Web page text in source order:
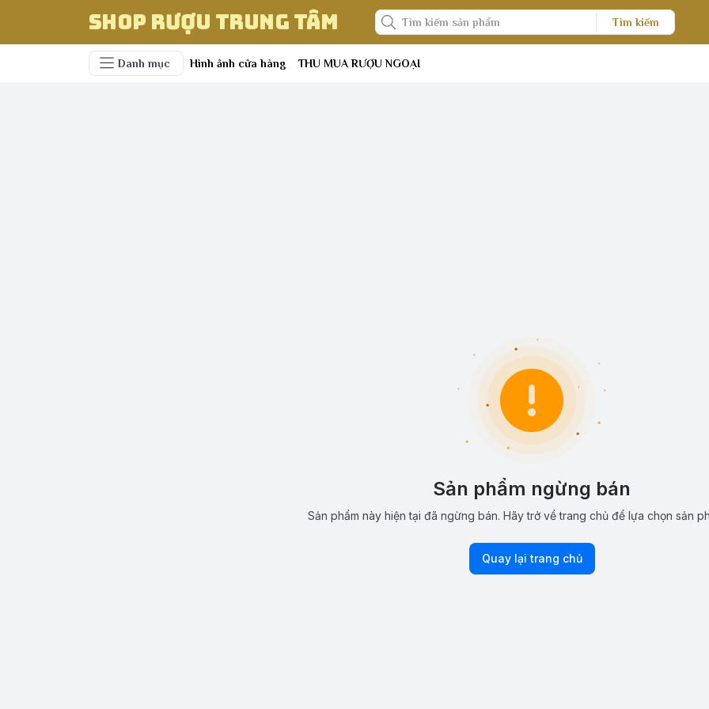
Shop Rượu Trung Tâm Tìm kiếm
Danh mục Hình ảnh cửa hàng THU MUA RƯỢU NGOẠI
Sản phẩm ngừng bán
Sản phẩm này hiện tại đã ngừng bán. Hãy trở về trang chủ để lựa chọn sản
Quay lại trang chủ